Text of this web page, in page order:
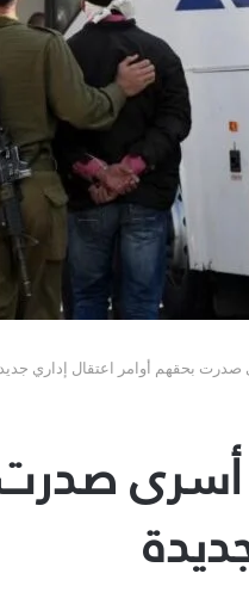
صدرت بحقهم أوامر اعتقال إداري
أسرى